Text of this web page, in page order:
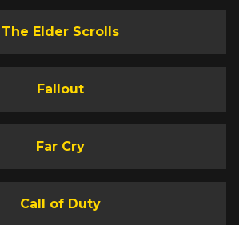
The Elder Scrolls
Fallout
Far Cry
Call of Duty